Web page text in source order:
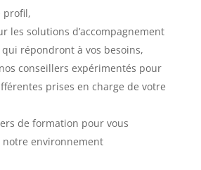
profil,
les solutions d’accompagnement
répondront à vos besoins,
conseillers expérimentés pour
prises en charge de votre
de formation pour vous
environnement